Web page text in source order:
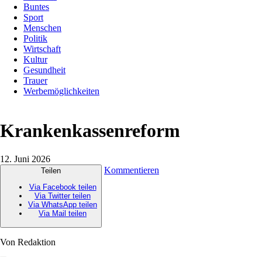
Buntes
Sport
Menschen
Politik
Wirtschaft
Kultur
Gesundheit
Trauer
Werbemöglichkeiten
Krankenkassenreform
12. Juni 2026
Teilen
Via Facebook teilen
Via Twitter teilen
Via WhatsApp teilen
Via Mail teilen
Kommentieren
Von Redaktion